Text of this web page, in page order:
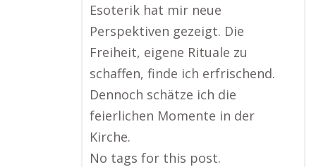
Esoterik hat mir neue
Perspektiven gezeigt. Die
Freiheit, eigene Rituale zu
schaffen, finde ich erfrischend.
Dennoch schätze ich die
feierlichen Momente in der
Kirche.
No tags for this post.